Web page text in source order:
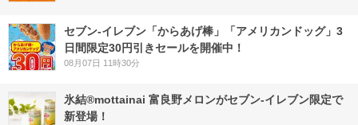
セブン‐イレブン「からあげ棒」「アメリカンドッグ」3
日間限定30円引きセールを開催中！
08月07日 11時30分
氷結®mottainai 富良野メロンがセブン‐イレブン限定で
新登場！